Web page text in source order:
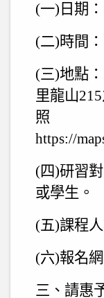
(一) 日期：
(二)時間
(三)地點
里龍山215
照
https://
(四)研習
或學生。
(五)課程
(六)報名網
三、請惠